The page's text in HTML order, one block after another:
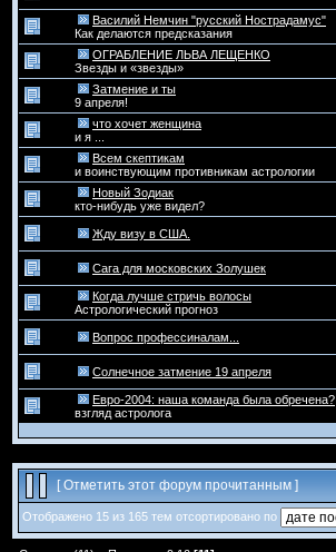
Василий Немчин "русский Нострадамус"
Как делаются предсказания
ОГРАБЛЕНИЕ ЛЬВА ЛЕЩЕНКО
Звезды и «звезды»
Затмение и ты
9 апреля!
что хочет женщина
и я ...
Всем скептикам
и воинствующим противникам астрологии
Новый Зодиак
кто-нибудь уже видел?
Жду визу в США.
Сага для московских Золушек
Когда лучше стричь волосы
Астрологический прогноз
Вопрос профессиналам...
Солнечное затмение 19 апреля
Евро-2004: наша команда была обречена?
взгляд астролога
[Отметить этот форум прочитанным ]
Отображено 15 из 165 тем отсортировано по